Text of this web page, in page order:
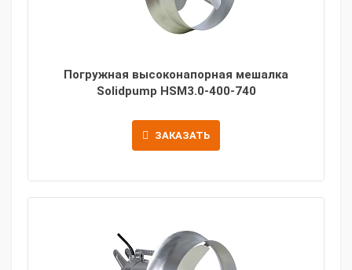
Погружная высоконапорная мешалка
Solidpump HSM3.0-400-740
ЗАКАЗАТЬ